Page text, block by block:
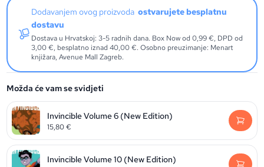
Dodavanjem ovog proizvodaostvarujete besplatnu
dostavu
Dostava u Hrvatskoj: 3-5 radnih dana. Box Now od 0,99 €, DPD od
3,00 €, besplatno iznad 40,00 €. Osobno preuzimanje: Menart
knjižara, Avenue Mall Zagreb.
Možda će vam se svidjeti
Invincible Volume 6 (New Edition)
15,80€
Invincible Volume 10 (New Edition)